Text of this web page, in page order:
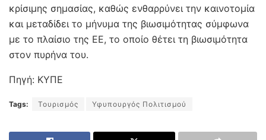
κρίσιμης σημασίας, καθώς ενθαρρύνει την καινοτομία
και μεταδίδει το μήνυμα της βιωσιμότητας σύμφωνα
με το πλαίσιο της ΕΕ, το οποίο θέτει τη βιωσιμότητα
στον πυρήνα του.
Πηγή: ΚΥΠΕ
Tags: Toυρισμός Υφυπουργός Πολιτισμού